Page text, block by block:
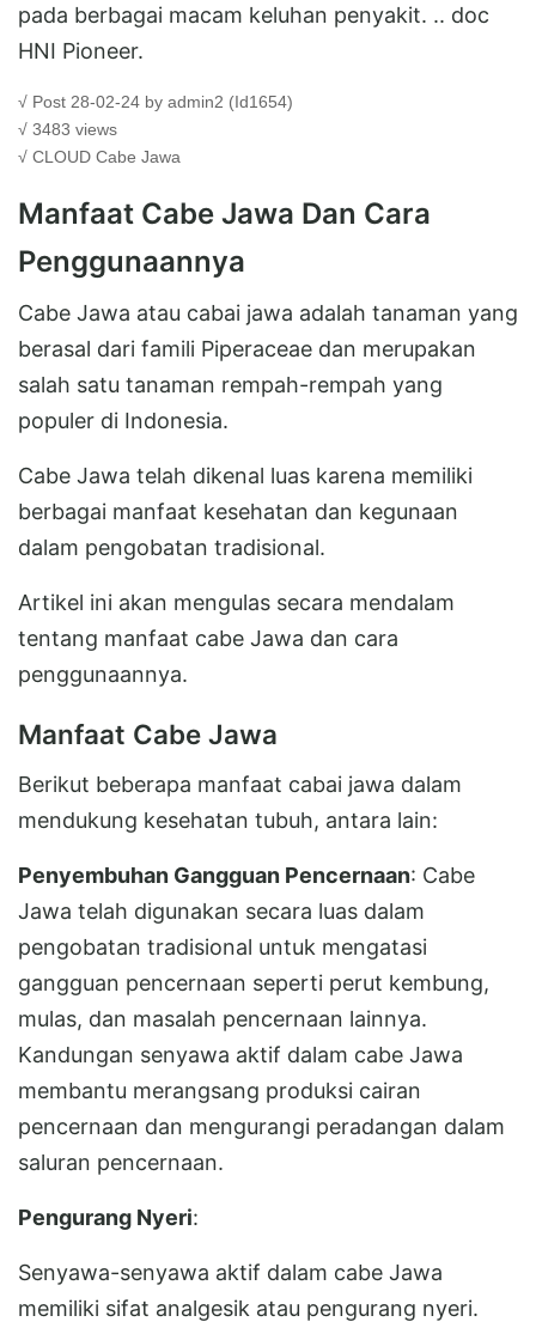
pada berbagai macam keluhan penyakit. .. doc
HNI Pioneer.
√ Post 28-02-24 by admin2 (Id1654)
√ 3483 views
√ CLOUD Cabe Jawa
Manfaat Cabe Jawa Dan Cara
Penggunaannya
Cabe Jawa atau cabai jawa adalah tanaman yang
berasal dari famili Piperaceae dan merupakan
salah satu tanaman rempah-rempah yang
populer di Indonesia.
Cabe Jawa telah dikenal luas karena memiliki
berbagai manfaat kesehatan dan kegunaan
dalam pengobatan tradisional.
Artikel ini akan mengulas secara mendalam
tentang manfaat cabe Jawa dan cara
penggunaannya.
Manfaat Cabe Jawa
Berikut beberapa manfaat cabai jawa dalam
mendukung kesehatan tubuh, antara lain:
Penyembuhan Gangguan Pencernaan: Cabe
Jawa telah digunakan secara luas dalam
pengobatan tradisional untuk mengatasi
gangguan pencernaan seperti perut kembung,
mulas, dan masalah pencernaan lainnya.
Kandungan senyawa aktif dalam cabe Jawa
membantu merangsang produksi cairan
pencernaan dan mengurangi peradangan dalam
saluran pencernaan.
Pengurang Nyeri:
Senyawa-senyawa aktif dalam cabe Jawa
memiliki sifat analgesik atau pengurang nyeri.